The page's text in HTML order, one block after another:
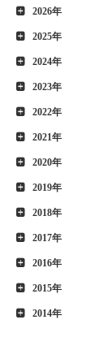
2026年
2025年
2024年
2023年
2022年
2021年
2020年
2019年
2018年
2017年
2016年
2015年
2014年